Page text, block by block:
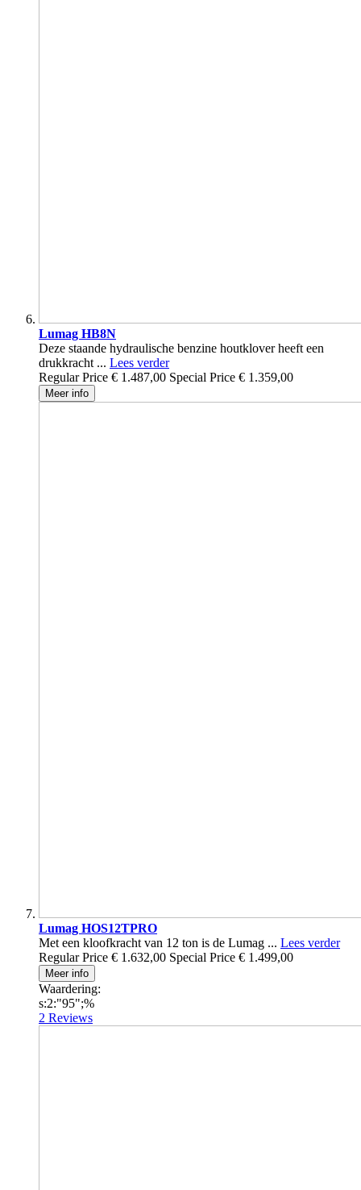
Lumag HB8N
Deze staande hydraulische benzine houtklover heeft een
drukkracht ... Lees verder
Regular Price € 1.487,00 Special Price € 1.359,00
Meer info
Lumag HOS12TPRO
Met een kloofkracht van 12 ton is de Lumag ... Lees verder
Regular Price € 1.632,00 Special Price € 1.499,00
Meer info
Waardering:
s:2:"95";%
2 Reviews